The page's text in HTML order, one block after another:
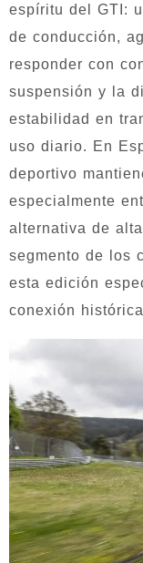
espíritu del GTI:
de conducción,
responder con
suspensión y la
estabilidad en
uso diario. En
deportivo
especialmente
alternativa de
segmento de los
esta edición
conexión